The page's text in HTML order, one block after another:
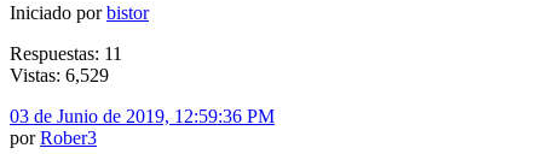
Iniciado porbistor
Respuestas: 11
Vistas: 6,529
03 de Junio de 2019, 12:59:36 PM
porRober3